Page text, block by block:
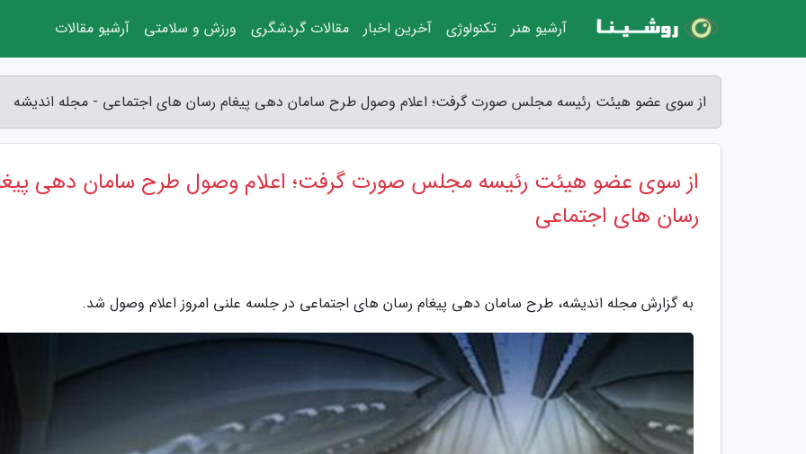
از سوی عضو هیئت رئیسه مجلس صورت گرفت؛ اعلام وصول طرح سامان دهی پیغام رسان های اجتماعی - مجله اندیشه
از سوی عضو هیئت رئیسه مجلس صورت گرفت؛ اعلام وصول طرح سامان دهی
رسان های اجتماعی
به گزارش مجله اندیشه، طرح سامان دهی پیغام رسان های اجتماعی در جلسه علنی امروز اعلام وصول شد.
آرشیو هنر تکنولوژی آخرین اخبار مقالات گردشگری ورزش و سلامتی آرشیو مقالات